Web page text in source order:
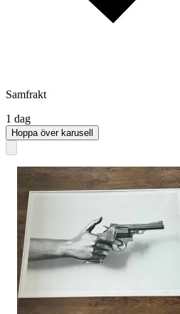
Samfrakt
1 dag
Hoppa över karusell